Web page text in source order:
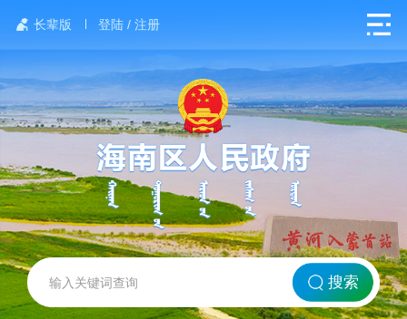
长辈版 登陆 / 注册
网站首页 搜索